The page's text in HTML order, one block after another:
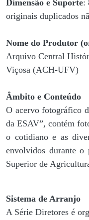
Dimensão e Suporte:
originais duplicados
Nome do Produtor
Arquivo Central
Viçosa (ACH-UFV)
Âmbito e Conteúdo
O acervo fotográfico
da ESAV”, contém
o cotidiano e as
envolvidos durante o
Superior de
Sistema de Arranjo
A Série Diretores é